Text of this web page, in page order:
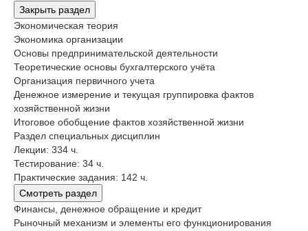
Закрыть раздел
Экономическая теория
Экономика организации
Основы предпринимательской деятельности
Теоретические основы бухгалтерского учёта
Организация первичного учета
Денежное измерение и текущая группировка фактов
хозяйственной жизни
Итоговое обобщение фактов хозяйственной жизни
Раздел специальных дисциплин
Лекции: 334 ч.
Тестирование: 34 ч.
Практические задания: 142 ч.
Смотреть раздел
Финансы, денежное обращение и кредит
Рыночный механизм и элементы его функционирования